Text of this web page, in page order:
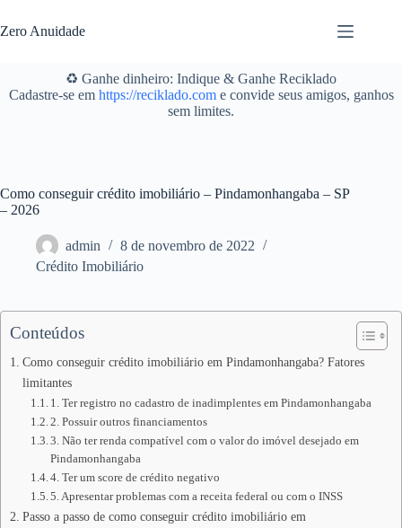
para
o
Zero Anuidade
♻️ Ganhe dinheiro: Indique & Ganhe Reciklado
Cadastre-se em https://reciklado.come convide seus amigos, ganhos
sem limites.
Como conseguir crédito imobiliário – Pindamonhangaba – SP
– 2026
admin
8 de novembro de 2022
Crédito Imobiliário
Conteúdos
Como conseguir crédito imobiliário em Pindamonhangaba? Fatores
limitantes
1. Ter registro no cadastro de inadimplentes em Pindamonhangaba
2. Possuir outros financiamentos
3. Não ter renda compatível com o valor do imóvel desejado em
Pindamonhangaba
4. Ter um score de crédito negativo
5. Apresentar problemas com a receita federal ou com o INSS
Passo a passo de como conseguir crédito imobiliário em